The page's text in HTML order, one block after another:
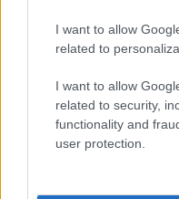
I want to allow
related to
I want to allow
related to security,
functionality and
user protection.
minősülnek, értük aszolgáltatás
nem vállal, azokat nem ellenőrzi.